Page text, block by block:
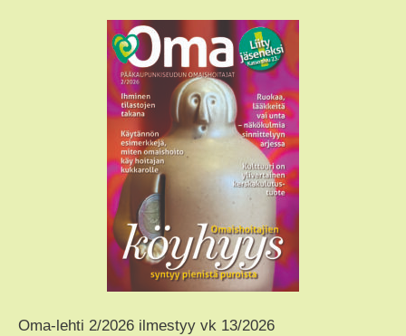
Oma-lehti 2/2026 ilmestyy vk 13/2026